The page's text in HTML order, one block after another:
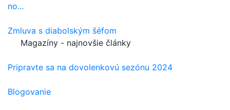
no...
Zmluva s diabolským šéfom
Magazíny - najnovšie články
Pripravte sa na dovolenkovú sezónu 2024
Blogovanie